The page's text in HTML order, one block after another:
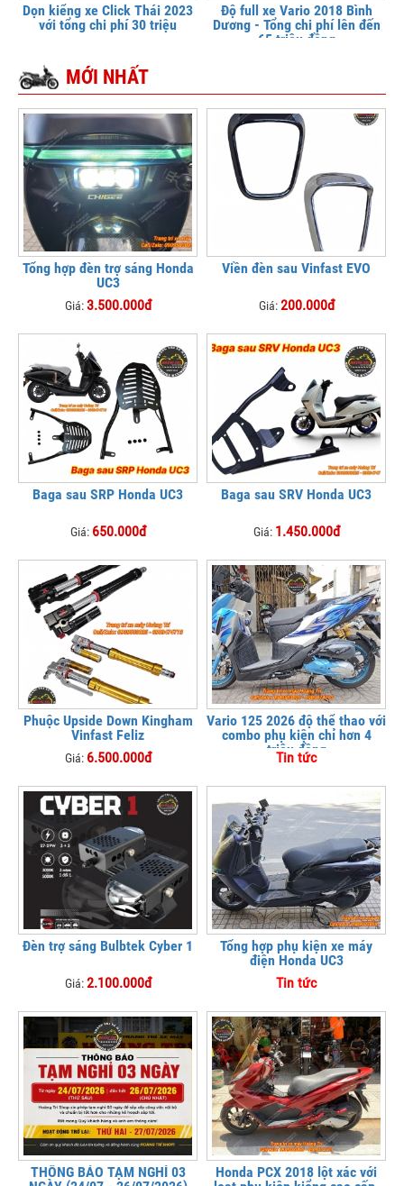
Dọn kiểng xe Click Thái 2023
với tổng chi phí 30 triệu
Độ full xe Vario 2018 Bình
Dương - Tổng chi phí lên đến
65 triệu đồng
MỚI NHẤT
Tổng hợp đèn trợ sáng Honda
UC3
Giá:3.500.000đ
Viền đèn sau Vinfast EVO
Giá:200.000đ
Baga sau SRP Honda UC3
Giá: 650.000đ
Baga sau SRV Honda UC3
Giá: 1.450.000đ
Phuộc Upside Down Kingham
Vinfast Feliz
Giá: 6.500.000đ
Vario 125 2026 độ thể thao với
combo phụ kiện chỉ hơn 4
triệu đồng
Tin tức
Đèn trợ sáng Bulbtek Cyber 1
Giá:2.100.000đ
Tổng hợp phụ kiện xe máy
điện Honda UC3
Tin tức
THÔNG BÁO TẠM NGHỈ 03
Honda PCX 2018 lột xác với